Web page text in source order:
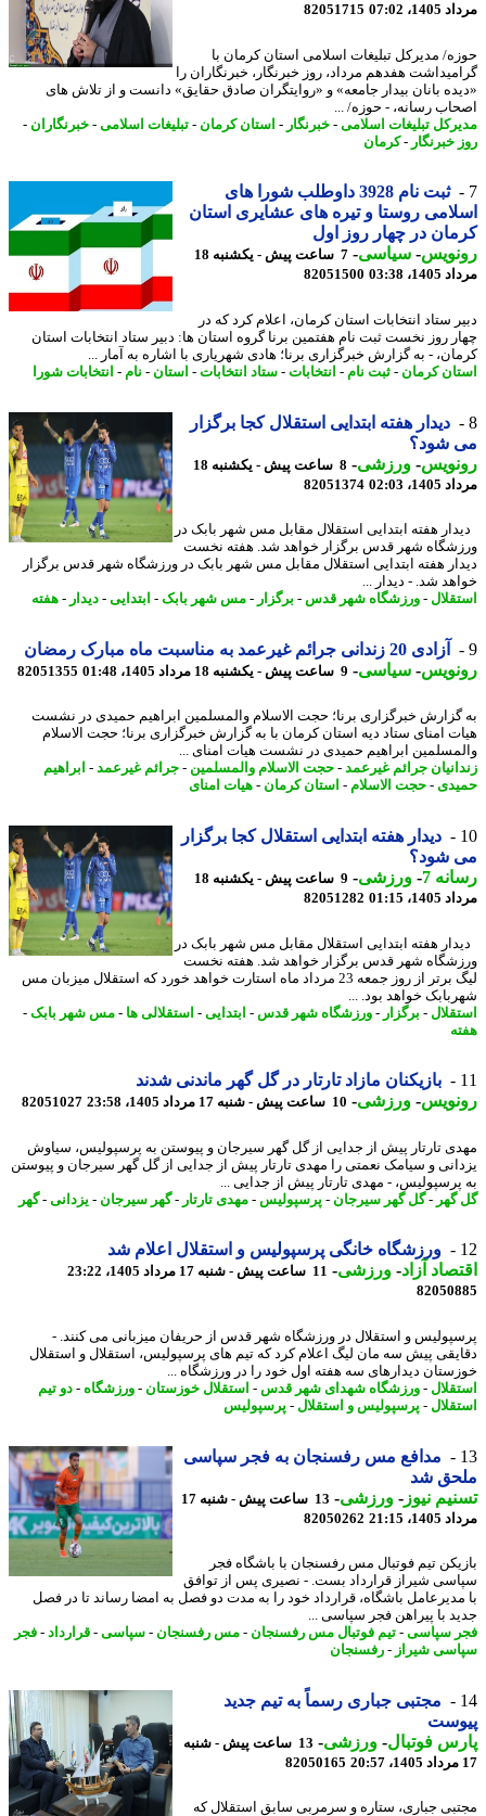
07:02
82051715
مدیرکل تبلیغات اسلامی استان کرمان با
هفدهم مرداد، روز خبرنگار، خبرنگاران را
بانان بیدار جامعه» و «روایتگران صادق حقایق» دانست و از تلاش های
رسانه، - حوزه/ ...
تبلیغات اسلامی-خبرنگار -استان کرمان -تبلیغات اسلامی-خبرنگاران-
خبرنگار -کرمان
ثبت نام 3928 داوطلب شورا های
روستا و تیره های عشایری استان
در چهار روز اول
-سیاسی-
7 ساعت پیش - یکشنبه 18
03:38
82051500
ستاد انتخابات استان کرمان، اعلام کرد که در
روز نخست ثبت نام هفتمین برنا گروه استان ها: دبیر ستاد انتخابات استان
- به گزارش خبرگزاری برنا؛ هادی شهریاری با اشاره به آمار ...
کرمان -ثبت نام-انتخابات-ستاد انتخابات-استان-نام -انتخابات شورا
دیدار هفته ابتدایی استقلال کجا برگزار
شود؟
-ورزشی-
8 ساعت پیش - یکشنبه 18
02:03
82051374
هفته ابتدایی استقلال مقابل مس شهر بابک در
شهر قدس برگزار خواهد شد. هفته نخست
هفته ابتدایی استقلال مقابل مس شهر بابک در ورزشگاه شهر قدس برگزار
شد. - دیدار ...
-ورزشگاه شهر قدس-برگزار - مس شهر بابک -ابتدایی- دیدار-هفته
آزادی 20 زندانی جرائم غیرعمد به مناسبت ماه مبارک رمضان
-سیاسی-9 ساعت پیش - یکشنبه 18 مرداد 1405، 01:48 82051355
خبرگزاری برنا؛ حجت الاسلام والمسلمین ابراهیم حمیدی در نشست
امنای ستاد دیه استان کرمان با به گزارش خبرگزاری برنا؛ حجت الاسلام
ابراهیم حمیدی در نشست هیات امنای ...
جرائم غیرعمد -حجت الاسلام والمسلمین-جرائم غیرعمد -ابراهیم
-حجت الاسلام-استان کرمان -هیات امنای
دیدار هفته ابتدایی استقلال کجا برگزار
شود؟
7
-ورزشی-
9 ساعت پیش - یکشنبه 18
01:15
82051282
هفته ابتدایی استقلال مقابل مس شهر بابک در
شهر قدس برگزار خواهد شد. هفته نخست
لیگ برتر از روز جمعه 23 مرداد ماه استارت خواهد خورد که استقلال میزبان مس
خواهد بود. ...
-برگزار - ورزشگاه شهر قدس-ابتدایی- استقلالی ها- مس شهر بابک -
بازیکنان مازاد تارتار در گل گهر ماندنی شدند
-ورزشی-10 ساعت پیش - شنبه 17 مرداد 1405، 23:58 82051027
تارتار پیش از جدایی از گل گهر سیرجان و پیوستن به پرسپولیس، سیاوش
و سیامک نعمتی را مهدی تارتار پیش از جدایی از گل گهر سیرجان و پیوستن
- مهدی تارتار پیش از جدایی ...
-گل گهر سیرجان -پرسپولیس-مهدی تارتار- گهر سیرجان -یزدانی- گهر
ورزشگاه خانگی پرسپولیس و استقلال اعلام شد
آزاد - ورزشی-11 ساعت پیش - شنبه 17 مرداد 1405، 23:22
و استقلال در ورزشگاه شهر قدس از حریفان میزبانی می کنند. -
پیش سه مان لیگ اعلام کرد که تیم های پرسپولیس، استقلال و استقلال
دیدارهای سه هفته اول خود را در ورزشگاه ...
-ورزشگاه شهدای شهر قدس-استقلال خوزستان-ورزشگاه-دو تیم
-پرسپولیس و استقلال-پرسپولیس
مدافع مس رفسنجان به فجر سپاسی
شد
نیوز-ورزشی-
13 ساعت پیش - شنبه 17
21:15
82050262
تیم فوتبال مس رفسنجان با باشگاه فجر
شیراز قرارداد بست. - نصیری پس از توافق
باشگاه، قرارداد خود را به مدت دو فصل به امضا رساند تا در فصل
با پیراهن فجر سپاسی ...
سپاسی-تیم فوتبال مس رفسنجان-مس رفسنجان-سپاسی-قرارداد -فجر
شیراز- رفسنجان
مجتبی جباری رسماً به تیم جدید
فوتبال-ورزشی-
13 ساعت پیش - شنبه
82050165
جباری، ستاره و سرمربی سابق استقلال که